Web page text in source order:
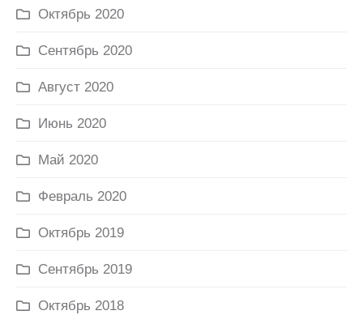
Октябрь 2020
Сентябрь 2020
Август 2020
Июнь 2020
Май 2020
Февраль 2020
Октябрь 2019
Сентябрь 2019
Октябрь 2018